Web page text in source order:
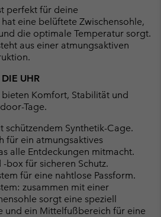
perfekt für deine
eine belüftete Zwischensohle,
die optimale Temperatur sorgt.
aus einer atmungsaktiven
UHR
Komfort, Stabilität und
Tage.
schützendem Synthetik-Cage.
für ein atmungsaktives
alle Entdeckungen mitmacht.
-box für sicheren Schutz.
für eine nahtlose Passform.
zusammen mit einer
sorgt eine speziell
und ein Mittelfußbereich für eine